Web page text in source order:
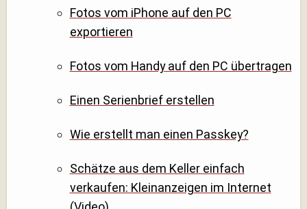
Fotos vom iPhone auf den PC
exportieren
Fotos vom Handy auf den PC übertragen
Einen Serienbrief erstellen
Wie erstellt man einen Passkey?
Schätze aus dem Keller einfach
verkaufen: Kleinanzeigen im Internet